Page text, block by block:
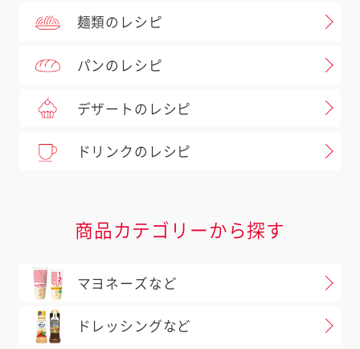
麺類のレシピ
パンのレシピ
デザートのレシピ
ドリンクのレシピ
商品カテゴリーから探す
マヨネーズなど
ドレッシングなど